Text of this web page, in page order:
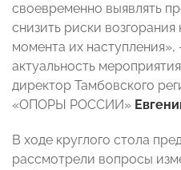
своевременно выявлять
снизить риски
момента их
актуальность
директор Тамбовского
«ОПОРЫ РОССИИ»
В ходе круглого стола
рассмотрели вопросы